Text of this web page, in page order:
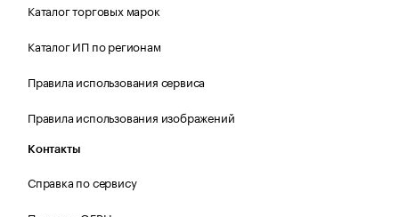
Каталог торговых марок
Каталог ИП по регионам
Правила использования сервиса
Правила использования изображений
Контакты
Справка по сервису